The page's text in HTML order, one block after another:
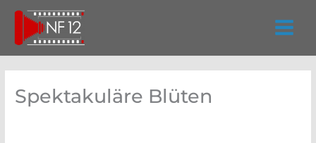
springen
Spektakuläre Blüten